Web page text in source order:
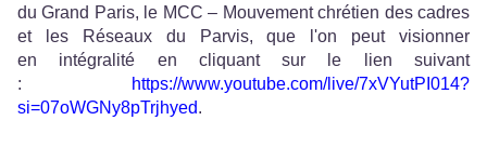
du Grand Paris, le MCC – Mouvement chrétien des cadres
et les Réseaux du Parvis, que l'on peut visionner
en intégralité en cliquant sur le lien suivant
:
https://www.youtube.com/live/7xVYutPI014?
si=07oWGNy8pTrjhyed.